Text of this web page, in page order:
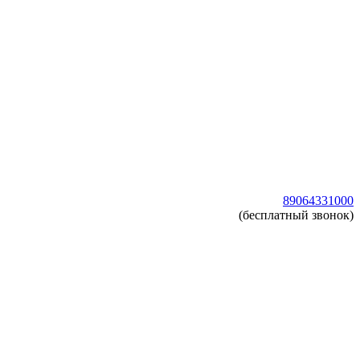
89064331000
(бесплатный звонок)